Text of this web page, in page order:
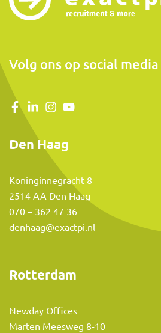
Volg ons op social media
Den Haag
Koninginnegracht 8
2514 AA Den Haag
070 – 362 47 36
denhaag@exactpi.nl
Rotterdam
Newday Offices
Marten Meesweg 8-10